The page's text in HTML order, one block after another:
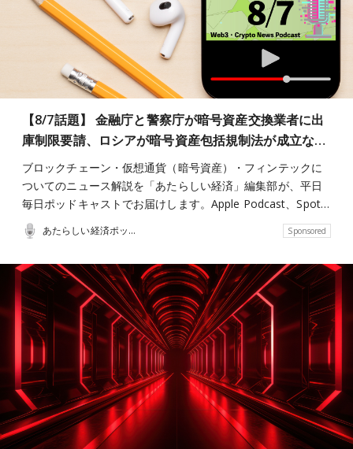
【8/7話題】 金融庁と警察庁が暗号資産交換業者に出
庫制限要請、ロシアが暗号資産包括規制法が成立な…
ブロックチェーン・仮想通貨（暗号資産）・フィンテックに
ついてのニュース解説を「あたらしい経済」編集部が、平日
毎日ポッドキャストでお届けします。Apple Podcast、Spot…
あたらしい経済ポッドキャスト Sponsored